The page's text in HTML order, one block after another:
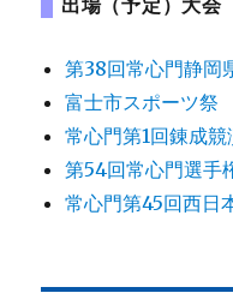
出場（予定）大会
第38回常心門静岡
富士市スポーツ祭
常心門第1回錬成競
第54回常心門選手
常心門第45回西日